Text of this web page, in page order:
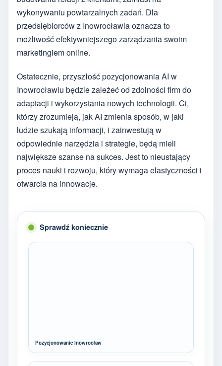
wykonywaniu powtarzalnych zadań. Dla
przedsiębiorców z Inowrocławia oznacza to
możliwość efektywniejszego zarządzania swoim
marketingiem online.
Ostatecznie, przyszłość pozycjonowania AI w
Inowrocławiu będzie zależeć od zdolności firm do
adaptacji i wykorzystania nowych technologii. Ci,
którzy zrozumieją, jak AI zmienia sposób, w jaki
ludzie szukają informacji, i zainwestują w
odpowiednie narzędzia i strategie, będą mieli
największe szanse na sukces. Jest to nieustający
proces nauki i rozwoju, który wymaga elastyczności i
otwarcia na innowacje.
Sprawdź koniecznie
Pozycjonowanie Inowrocław